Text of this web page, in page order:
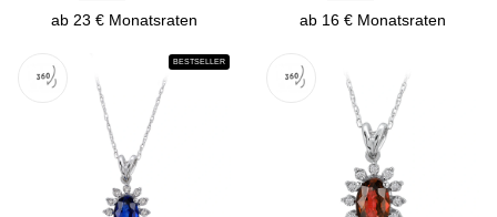
ab 23 € Monatsraten
ab 16 € Monatsraten
BESTSELLER